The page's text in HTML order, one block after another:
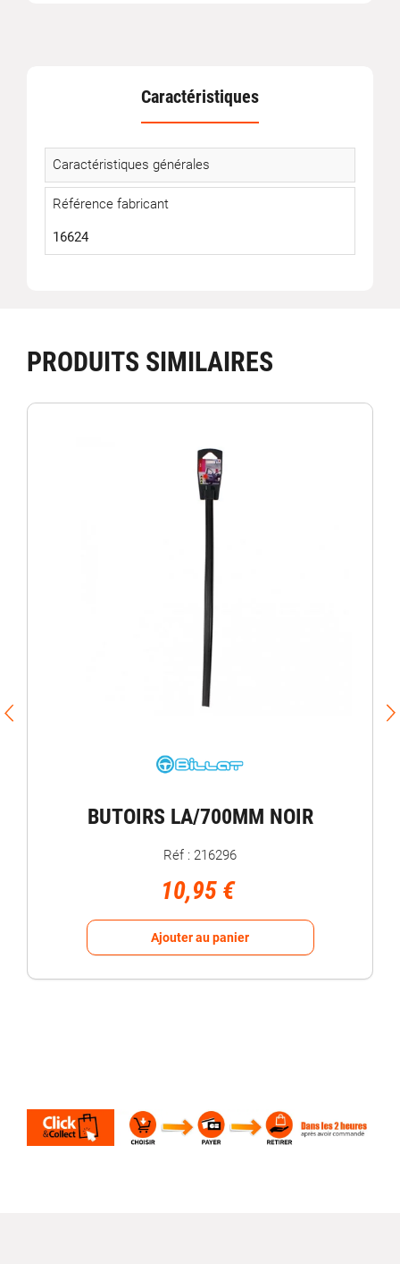
Caractéristiques
Caractéristiques générales
Référence fabricant
16624
PRODUITS SIMILAIRES
BUTOIRS LA/700MM NOIR
Réf : 216296
10,95 €
Ajouter au panier